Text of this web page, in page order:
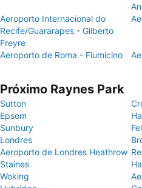
Aeroporto Internacional do
Recife/Guararapes - Gilberto
Freyre
Aeroporto de Roma - Fiumicino
Próximo Raynes Park
Sutton
Epsom
Sunbury
Londres
Aeroporto de Londres Heathrow
Staines
Woking